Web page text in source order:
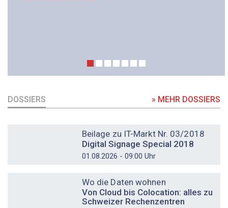
DOSSIERS » MEHR DOSSIERS
Beilage zu IT-Markt Nr. 03/2018
Digital Signage Special 2018
01.08.2026 - 09:00 Uhr
Wo die Daten wohnen
Von Cloud bis Colocation: alles zu
Schweizer Rechenzentren